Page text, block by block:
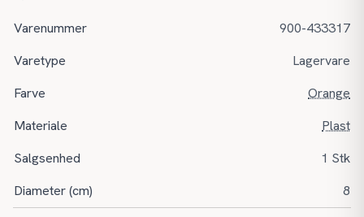
Varenummer
900-433317
Varetype
Lagervare
Farve
Orange
Materiale
Plast
Salgsenhed
1 Stk
Diameter (cm)
8